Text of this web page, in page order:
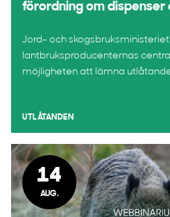
förordning om dispenser
Jord- och
lantbruksproducenternas
möjligheten att lämna
UTLÅTANDEN
14
AUG.